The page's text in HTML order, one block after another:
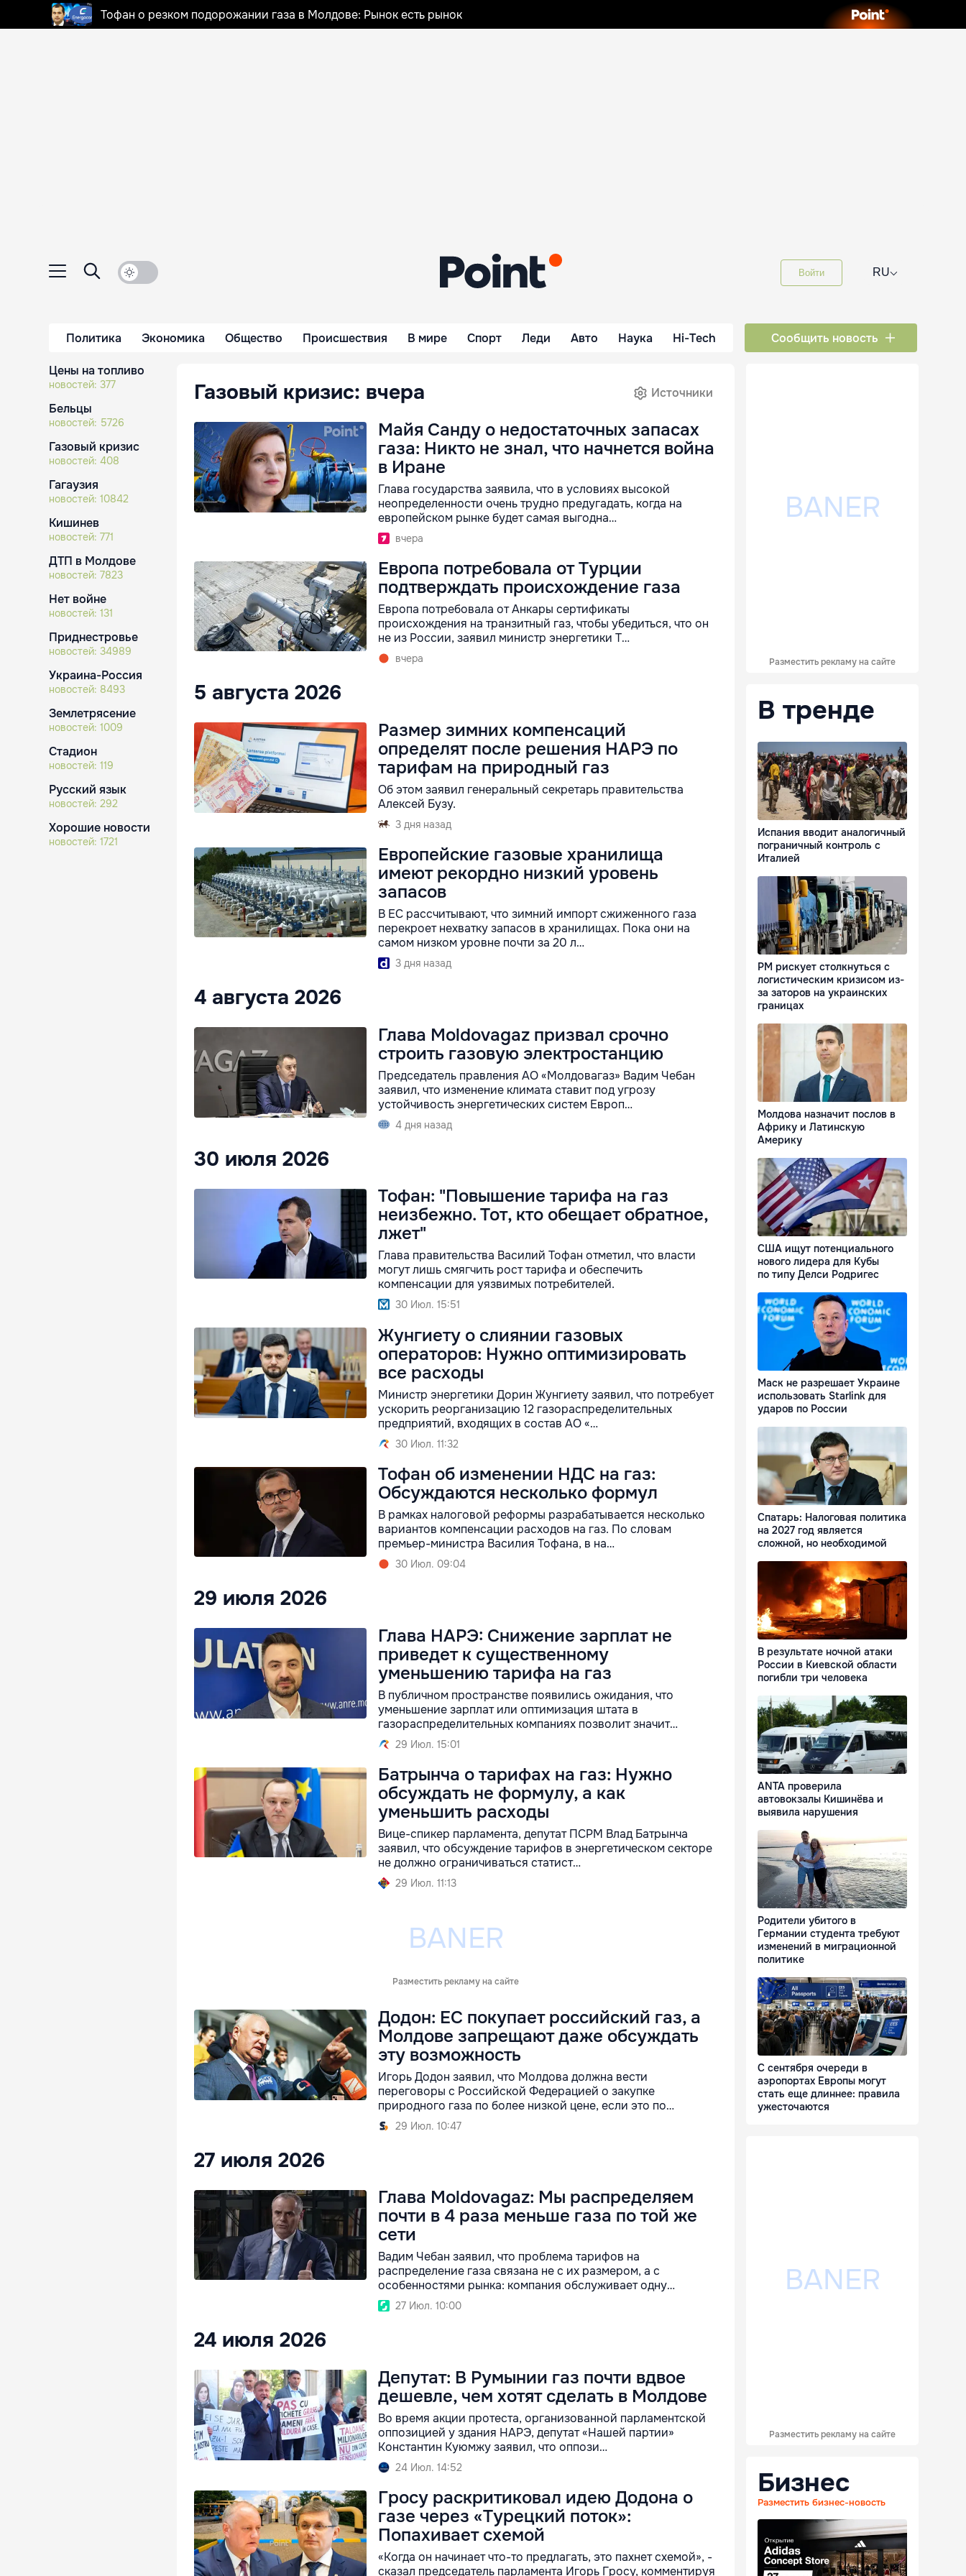
Тофан о резком подорожании газа в Молдове: Рынок есть рынок
Войти RU⌵
Политика Экономика Общество Происшествия В мире Спорт Леди Авто Наука Hi-Tech Сообщить новость
Цены на топливо
новостей: 377
Бельцы
новостей: 5726
Газовый кризис
новостей: 408
Гагаузия
новостей: 10842
Кишинев
новостей: 771
ДТП в Молдове
новостей: 7823
Нет войне
новостей: 131
Приднестровье
новостей: 34989
Украина-Россия
новостей: 8493
Землетрясение
новостей: 1009
Стадион
новостей: 119
Русский язык
новостей: 292
Хорошие новости
новостей: 1721
Газовый кризис: вчера Источники
Майя Санду о недостаточных запасах
газа: Никто не знал, что начнется война
в Иране
Глава государства заявила, что в условиях высокой
неопределенности очень трудно предугадать, когда на
европейском рынке будет самая выгодна…
вчера
Европа потребовала от Турции
подтверждать происхождение газа
Европа потребовала от Анкары сертификаты
происхождения на транзитный газ, чтобы убедиться, что он
не из России, заявил министр энергетики Т…
вчера
5 августа 2026
Размер зимних компенсаций
определят после решения НАРЭ по
тарифам на природный газ
Об этом заявил генеральный секретарь правительства
Алексей Бузу.
3 дня назад
Европейские газовые хранилища
имеют рекордно низкий уровень
запасов
В ЕС рассчитывают, что зимний импорт сжиженного газа
перекроет нехватку запасов в хранилищах. Пока они на
самом низком уровне почти за 20 л…
3 дня назад
4 августа 2026
Глава Moldovagaz призвал срочно
строить газовую электростанцию
Председатель правления АО «Молдовагаз» Вадим Чебан
заявил, что изменение климата ставит под угрозу
устойчивость энергетических систем Европ…
4 дня назад
30 июля 2026
Тофан: "Повышение тарифа на газ
неизбежно. Тот, кто обещает обратное,
лжет"
Глава правительства Василий Тофан отметил, что власти
могут лишь смягчить рост тарифа и обеспечить
компенсации для уязвимых потребителей.
30 Июл. 15:51
Жунгиету о слиянии газовых
операторов: Нужно оптимизировать
все расходы
Министр энергетики Дорин Жунгиету заявил, что потребует
ускорить реорганизацию 12 газораспределительных
предприятий, входящих в состав АО «…
30 Июл. 11:32
Тофан об изменении НДС на газ:
Обсуждаются несколько формул
В рамках налоговой реформы разрабатывается несколько
вариантов компенсации расходов на газ. По словам
премьер-министра Василия Тофана, в на…
30 Июл. 09:04
29 июля 2026
Глава НАРЭ: Снижение зарплат не
приведет к существенному
уменьшению тарифа на газ
В публичном пространстве появились ожидания, что
уменьшение зарплат или оптимизация штата в
газораспределительных компаниях позволит значит…
29 Июл. 15:01
Батрынча о тарифах на газ: Нужно
обсуждать не формулу, а как
уменьшить расходы
Вице-спикер парламента, депутат ПСРМ Влад Батрынча
заявил, что обсуждение тарифов в энергетическом секторе
не должно ограничиваться статист…
29 Июл. 11:13
Разместить рекламу на сайте
Додон: ЕС покупает российский газ, а
Молдове запрещают даже обсуждать
эту возможность
Игорь Додон заявил, что Молдова должна вести
переговоры с Российской Федерацией о закупке
природного газа по более низкой цене, если это по…
29 Июл. 10:47
27 июля 2026
Глава Moldovagaz: Мы распределяем
почти в 4 раза меньше газа по той же
сети
Вадим Чебан заявил, что проблема тарифов на
распределение газа связана не с их размером, а с
особенностями рынка: компания обслуживает одну…
27 Июл. 10:00
24 июля 2026
Депутат: В Румынии газ почти вдвое
дешевле, чем хотят сделать в Молдове
Во время акции протеста, организованной парламентской
оппозицией у здания НАРЭ, депутат «Нашей партии»
Константин Куюмжу заявил, что оппози…
24 Июл. 14:52
Гросу раскритиковал идею Додона о
газе через «Турецкий поток»:
Попахивает схемой
«Когда он начинает что-то предлагать, это пахнет схемой», -
сказал председатель парламента Игорь Гросу, комментируя
Разместить рекламу на сайте
В тренде
Испания вводит аналогичный
пограничный контроль с
Италией
РМ рискует столкнуться с
логистическим кризисом из-
за заторов на украинских
границах
Молдова назначит послов в
Африку и Латинскую
Америку
США ищут потенциального
нового лидера для Кубы
по типу Делси Родригес
Маск не разрешает Украине
использовать Starlink для
ударов по России
Спатарь: Налоговая политика
на 2027 год является
сложной, но необходимой
В результате ночной атаки
России в Киевской области
погибли три человека
ANTA проверила
автовокзалы Кишинёва и
выявила нарушения
Родители убитого в
Германии студента требуют
изменений в миграционной
политике
С сентября очереди в
аэропортах Европы могут
стать еще длиннее: правила
ужесточаются
Разместить рекламу на сайте
Бизнес
Разместить бизнес-новость